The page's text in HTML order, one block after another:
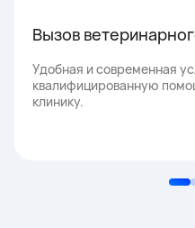
Вызов
Удобная и современная
квалифицированную
клинику.